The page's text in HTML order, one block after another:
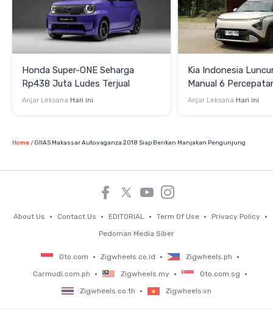
Honda Super-ONE Seharga
Rp438 Juta Ludes Terjual
Anjar Leksana Hari ini
Kia Indonesia
Manual 6
Rp269 Juta
Anjar Leksana Hari ini
Home GIIAS Makassar Autovaganza 2018 Siap Berikan Manjakan Pengunjung
About Us Contact Us EDITORIAL Term Of Use
Privacy Policy
Pedoman Media Siber
Oto.com Zigwheels.co.id
Zigwheels.ph
Carmudi.com.ph
Zigwheels.my
Oto.com.sg
Zigwheels.co.th
Zigwheels.vn